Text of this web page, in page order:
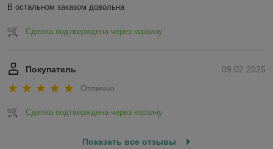
В остальном заказом довольна
Сделка подтверждена через корзину
09.02.2025
Покупатель
Отлично
Сделка подтверждена через корзину
Показать все отзывы